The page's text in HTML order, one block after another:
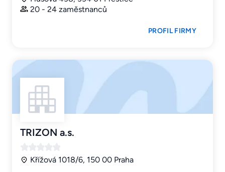
20 - 24 zaměstnanců
PROFIL FIRMY
TRIZON a.s.
Křížová 1018/6, 150 00 Praha